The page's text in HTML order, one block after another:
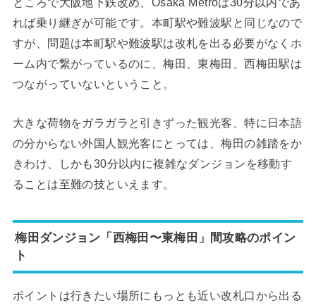
れば乗り継ぎが可能です。本町駅や難波駅と同じなので
すが、問題は本町駅や難波駅は改札を出る必要がなくホ
ーム内で繋がっているのに、梅田、東梅田、西梅田駅は
つながっていないということ。
大きな荷物をガラガラと引きずった観光客、特に日本語
の分からない外国人観光客にとっては、梅田の雑踏をか
きわけ、しかも30分以内に複雑なダンジョンを移動す
ることは至難の技といえます。
梅田ダンジョン「西梅田〜東梅田」間攻略のポイン
ト
ポイントは行きたい場所にもっとも近い改札口から出る